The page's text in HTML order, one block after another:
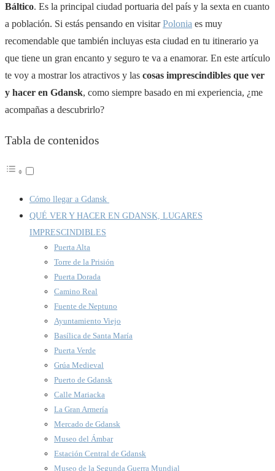
Báltico. Es la principal ciudad portuaria del país y la sexta en cuanto
a población. Si estás pensando en visitarPolonia es muy
recomendable que también incluyas esta ciudad en tu itinerario ya
que tiene un gran encanto y seguro te va a enamorar. En este artículo
te voy a mostrar los atractivos y las cosas imprescindibles que ver
y hacer en Gdansk, como siempre basado en mi experiencia, ¿me
acompañas a descubrirlo?
Tabla de contenidos
Cómo llegar a Gdansk
QUÉ VER Y HACER EN GDANSK, LUGARES
IMPRESCINDIBLES
Puerta Alta
Torre de la Prisión
Puerta Dorada
Camino Real
Fuente de Neptuno
Ayuntamiento Viejo
Basílica de Santa María
Puerta Verde
Grúa Medieval
Puerto de Gdansk
Calle Mariacka
La Gran Armería
Mercado de Gdansk
Museo del Ámbar
Estación Central de Gdansk
Museo de la Segunda Guerra Mundial